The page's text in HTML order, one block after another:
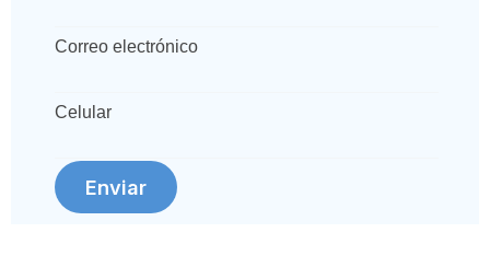
Correo electrónico
Celular
Enviar